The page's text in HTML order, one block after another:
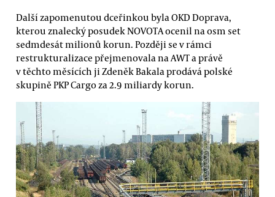
Další zapomenutou dceřinkou byla OKD Doprava,
kterou znalecký posudek NOVOTA ocenil na osm set
sedmdesát milionů korun. Později se v rámci
restrukturalizace přejmenovala na AWT a právě
v těchto měsících ji Zdeněk Bakala prodává polské
skupině PKP Cargo za 2.9 miliardy korun.